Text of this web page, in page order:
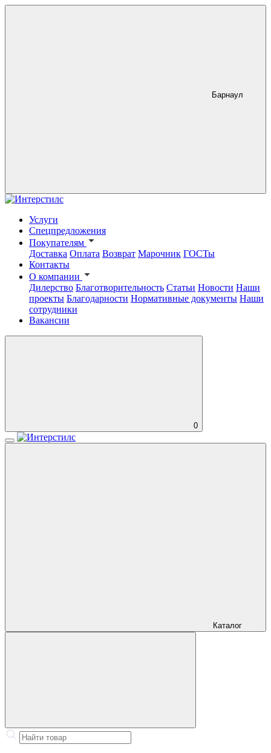
Барнаул
Услуги
Спецпредложения
Покупателям
Доставка Оплата Возврат Марочник ГОСТы
Контакты
О компании
Дилерство Благотворительность Статьи Новости Наши
проекты Благодарности Нормативные документы Наши
сотрудники
Вакансии
0
Каталог